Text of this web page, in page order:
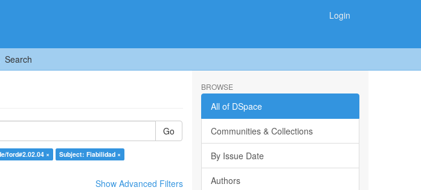
Login
Search
Go
ford#2.02.04 ×
Subject: Fiabilidad ×
Show Advanced Filters
BROWSE
All of DSpace
Communities & Collections
By Issue Date
Authors